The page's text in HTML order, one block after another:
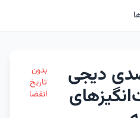
80 درصدی دیجی
بدون
تاریخ
انقضا